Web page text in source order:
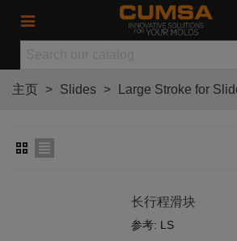
主页 > Slides > Large Stroke for
长行程滑块
参考: LS